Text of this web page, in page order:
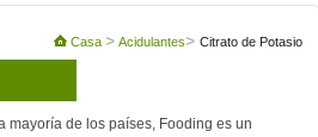
Casa Acidulantes Citrato de Potasio
mayoría de los países, Fooding es un